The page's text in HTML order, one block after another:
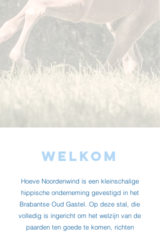
Welkom
Hoeve Noordenwind is een kleinschalige
hippische onderneming gevestigd in het
Brabantse Oud Gastel. Op deze stal, die
volledig is ingericht om het welzijn van de
paarden ten goede te komen, richten